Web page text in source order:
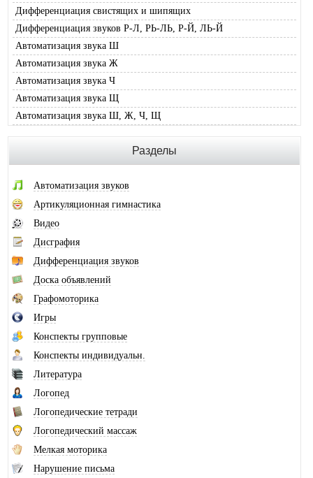
Дифференциация свистящих и шипящих
Дифференциация звуков Р-Л, РЬ-ЛЬ, Р-Й, ЛЬ-Й
Автоматизация звука Ш
Автоматизация звука Ж
Автоматизация звука Ч
Автоматизация звука Щ
Автоматизация звука Ш, Ж, Ч, Щ
Разделы
Автоматизация звуков
Артикуляционная гимнастика
Видео
Дисграфия
Дифференциация звуков
Доска объявлений
Графомоторика
Игры
Конспекты групповые
Конспекты индивидуальн.
Литература
Логопед
Логопедические тетради
Логопедический массаж
Мелкая моторика
Нарушение письма